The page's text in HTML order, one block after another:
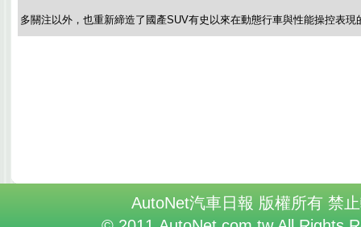
多關注以外，也重新締造了國產SUV有史以來在動態行車與性能操控表現
AutoNet汽車日報 版權所有 禁